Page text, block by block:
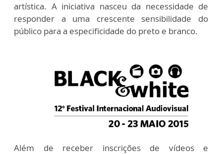
artística. A iniciativa nasceu da necessidade de
responder a uma crescente sensibilidade do
público para a especificidade do preto e branco.
Além de receber inscrições de vídeos e